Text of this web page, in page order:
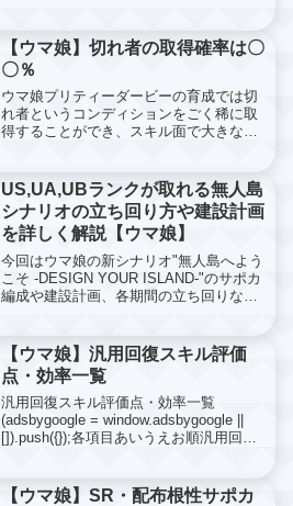
ピード枠だけで上位3枚を選びランキング
を作りまし...
【ウマ娘】切れ者の取得確率は〇
〇％
ウマ娘プリティーダービーの育成では切
れ者というコンディションをごく稀に取
得することができ、スキル面で大きな恩
く、まだはっきりしていないので今回は
私がウマ娘を約4年プレイし...
US,UA,UBランクが取れる無人島
シナリオの立ち回り方や建設計画
を詳しく解説【ウマ娘】
今回はウマ娘の新シナリオ"無人島へよう
こそ -DESIGN YOUR ISLAND-"のサポカ
編成や建設計画、各期間の立ち回りなど
しく解説しているサイトを新しく投稿し
ま...
【ウマ娘】汎用回復スキル評価
点・効率一覧
汎用回復スキル評価点・効率一覧
(adsbygoogle = window.adsbygoogle ||
[]).push({});各項目あいうえお順汎用回復
【ウマ娘】SR・配布根性サポカ